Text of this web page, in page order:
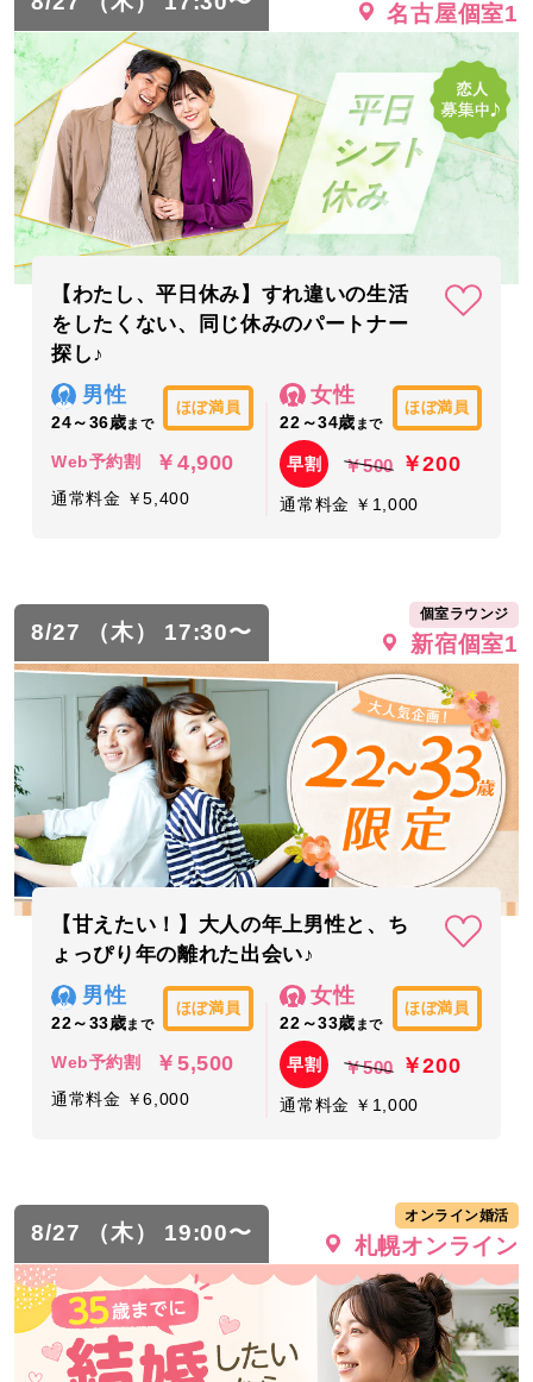
名古屋個室1
【わたし、平日休み】すれ違いの生活
をしたくない、同じ休みのパートナー
探し♪
男性
24～36歳まで
ほぼ満員
Web予約割 ￥4,900
通常料金 ￥5,400
女性
22～34歳 まで
ほぼ満員
早割 ￥500 ￥200
通常料金 ￥1,000
8/27 （木） 17:30〜
個室ラウンジ
新宿個室1
【甘えたい！】大人の年上男性と、ち
ょっぴり年の離れた出会い♪
男性
22～33歳まで
ほぼ満員
Web予約割 ￥5,500
通常料金 ￥6,000
女性
22～33歳 まで
ほぼ満員
早割 ￥500 ￥200
通常料金 ￥1,000
8/27 （木） 19:00〜
オンライン婚活
札幌オンライン